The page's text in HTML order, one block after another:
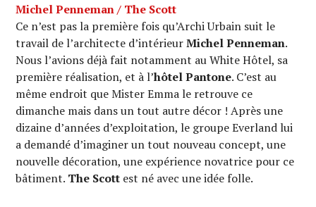
Michel Penneman / The Scott
Ce n’est pas la première fois qu’Archi Urbain suit le
travail de l’architecte d’intérieurMichel Penneman.
Nous l’avions déjà fait notamment au White Hôtel, sa
première réalisation, et à l’hôtel Pantone. C’est au
même endroit que Mister Emma le retrouve ce
dimanche mais dans un tout autre décor ! Après une
dizaine d’années d’exploitation, le groupe Everland lui
a demandé d’imaginer un tout nouveau concept, une
nouvelle décoration, une expérience novatrice pour ce
bâtiment. The Scott est né avec une idée folle.